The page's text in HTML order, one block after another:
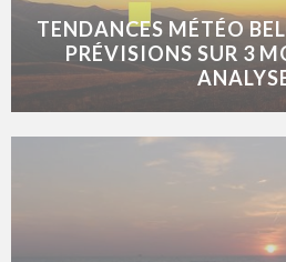
TENDANCES MÉTÉO
PRÉVISIONS SUR 3